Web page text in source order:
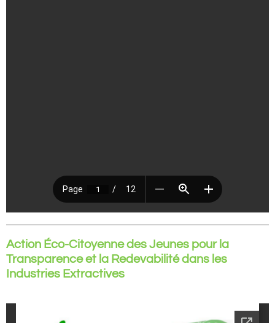
Action Éco-Citoyenne des Jeunes pour la
Transparence et la Redevabilité dans les
Industries Extractives